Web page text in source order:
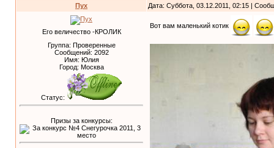
Пух Дата: Суббота, 03.12.2011, 02:15 |
Его величество -КРОЛИК
Группа: Проверенные
Сообщений: 2092
Имя: Юлия
Город: Москва
Статус:
Призы за конкурсы:
Вот вам маленький котик